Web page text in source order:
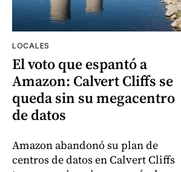
LOCALES
El voto que espantó a
Amazon: Calvert Cliffs se
queda sin su megacentro
de datos
Amazon abandonó su plan de
centros de datos en Calvert Cliffs